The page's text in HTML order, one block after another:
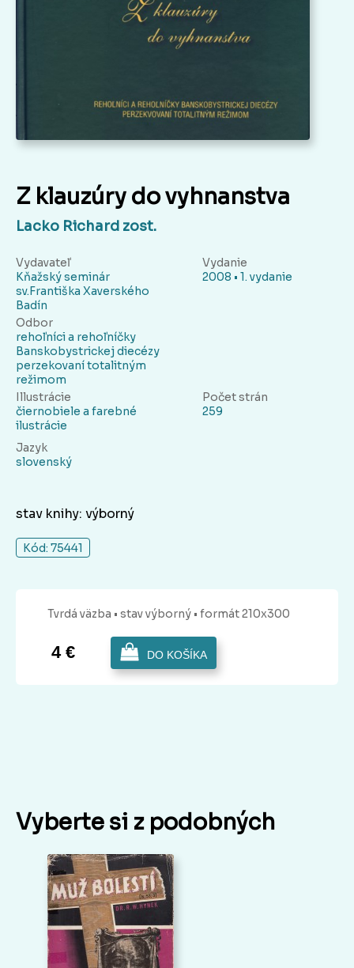
Z klauzúry do vyhnanstva
Lacko Richard zost.
Vydavateľ
Kňažský seminár
sv.Františka Xaverského
Badín
Vydanie
2008 • 1. vydanie
Odbor
rehoľníci a rehoľníčky
Banskobystrickej diecézy
perzekovaní totalitným
režimom
Illustrácie
čiernobiele a farebné
ilustrácie
Počet strán
259
Jazyk
slovenský
stav knihy: výborný
Kód: 75441
Tvrdá väzba • stav výborný • formát 210x300
4 € DO KOŠÍKA
Vyberte si z podobných